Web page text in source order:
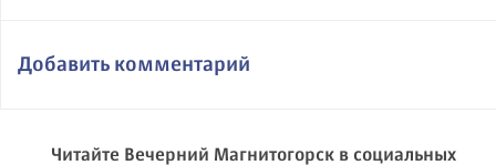
Добавить комментарий
Читайте Вечерний Магнитогорск в социальных